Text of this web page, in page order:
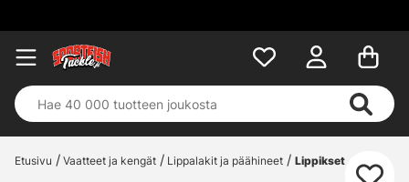
Etusivu Vaatteet ja kengät Lippalakit ja päähineet Lippikset